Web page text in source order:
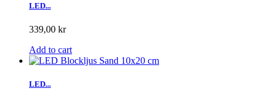
LED...
339,00 kr
Add to cart
LED...